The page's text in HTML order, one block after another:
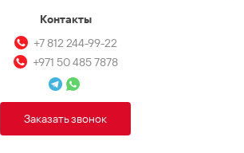
Контакты
+7 812 244-99-22
+971 50 485 7878
Заказать звонок